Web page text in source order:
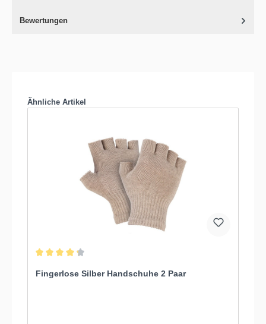
Bewertungen
Produktgalerie überspringen
Ähnliche Artikel
Fingerlose Silber Handschuhe 2 Paar